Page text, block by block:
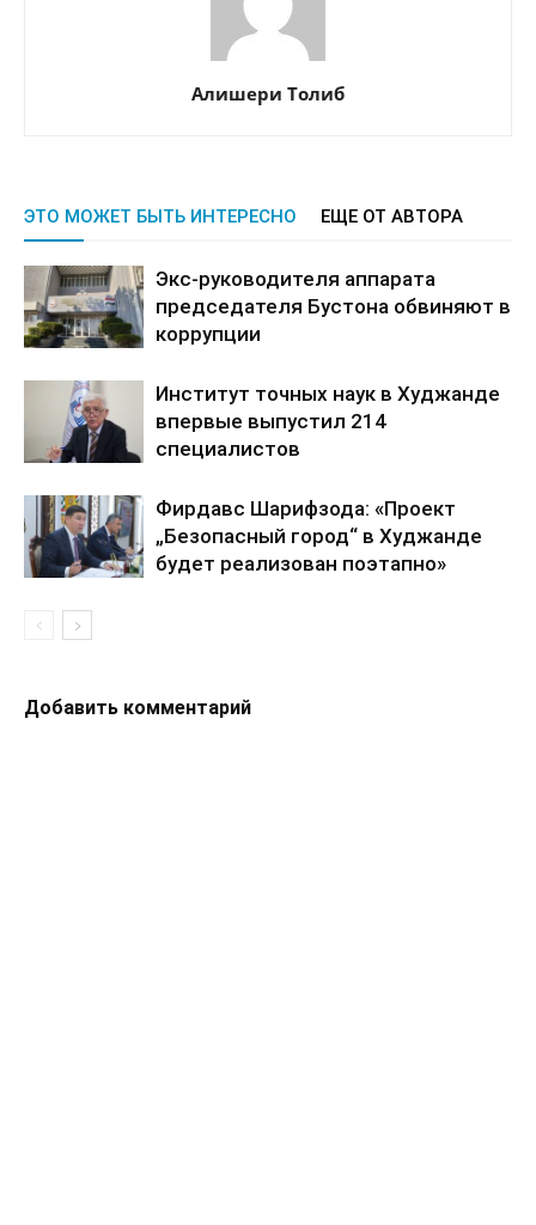
Алишери Толиб
ЭТО МОЖЕТ БЫТЬ ИНТЕРЕСНО ЕЩЕ ОТ АВТОРА
Экс-руководителя аппарата
председателя Бустона обвиняют в
коррупции
Институт точных наук в Худжанде
впервые выпустил 214
специалистов
Фирдавс Шарифзода: «Проект
„Безопасный город“ в Худжанде
будет реализован поэтапно»
Добавить комментарий